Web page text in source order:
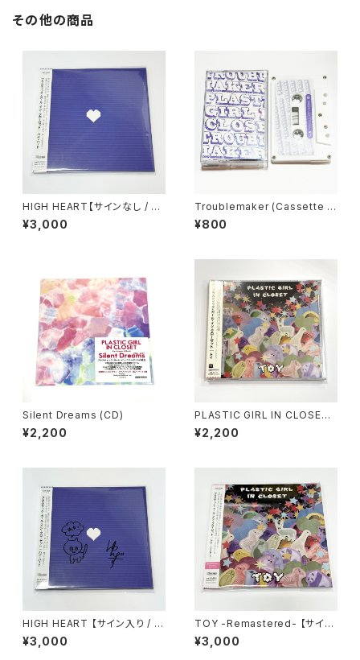
その他の商品
HIGH HEART【サインなし / DL
カード付】
¥3,000
Troublemaker (Cassette T
ape)
¥800
Silent Dreams (CD)
¥2,200
PLASTIC GIRL IN CLOSET /
TOY (CD)
¥2,200
HIGH HEART 【サイン入り / D
Lカード付】
¥3,000
TOY -Remastered- 【サイン
なし / DLカード付】
¥3,000